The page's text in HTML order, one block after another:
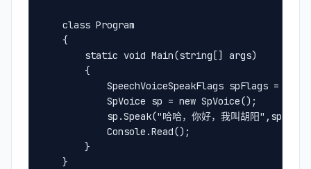
	class Program
    {
        static void Main(string[] args)
        {
SpeechVoiceSpeakFlags spFlags =
            SpVoice sp = new SpVoice();
sp.Speak("哈哈，你好，我叫胡阳
            Console.Read();
        }
    }